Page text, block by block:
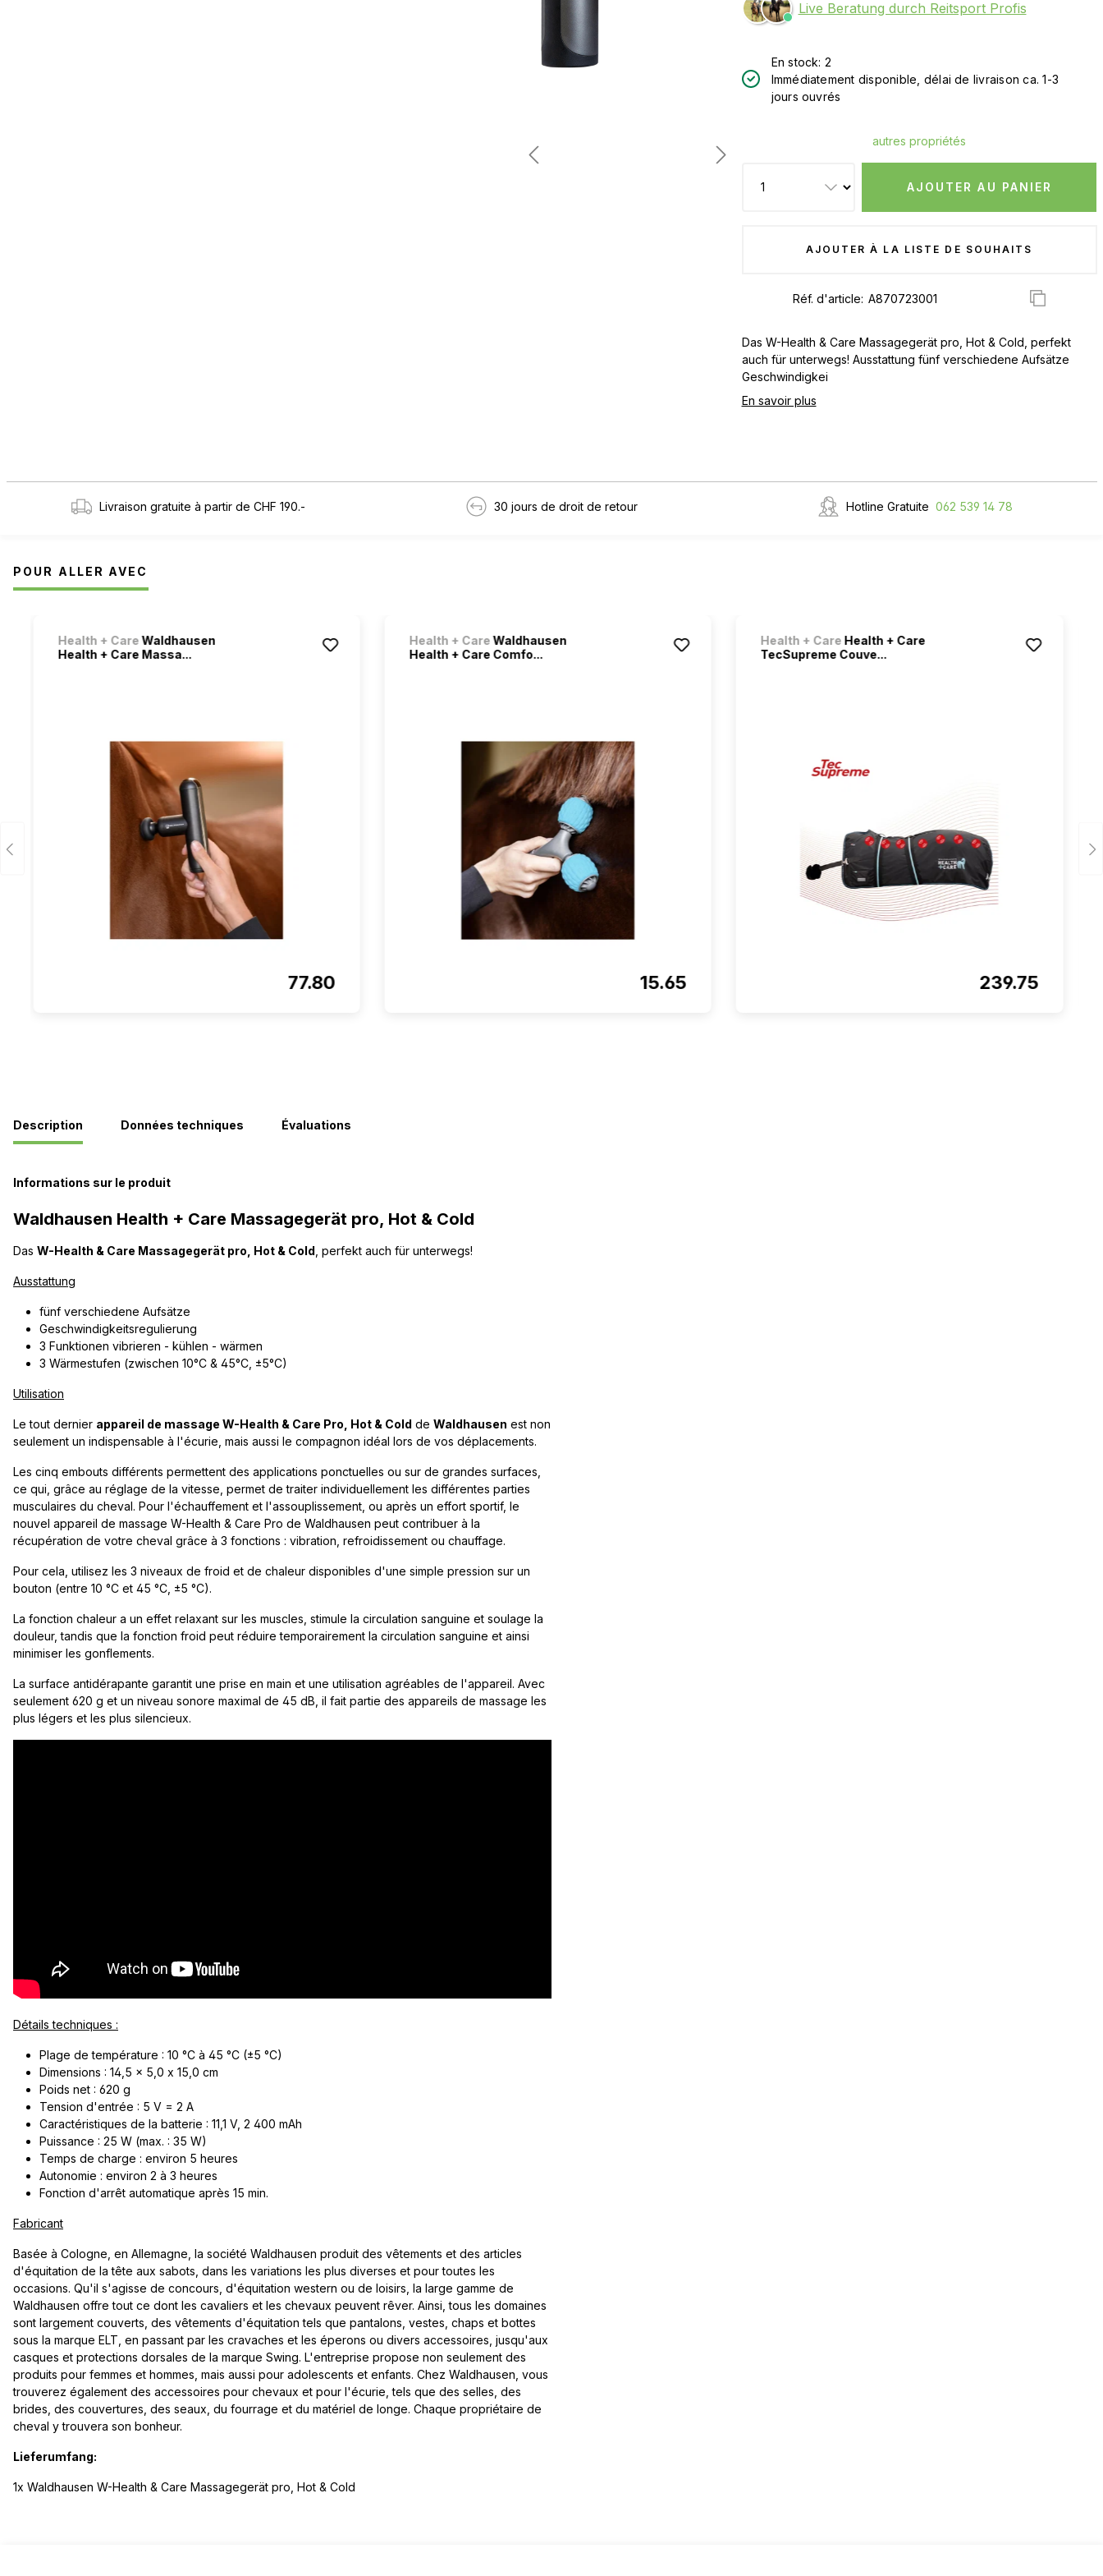
Live Beratung durch Reitsport Profis
En stock: 2
Immédiatement disponible, délai de livraison ca. 1-3
jours ouvrés
autres propriétés
AJOUTER AU PANIER
AJOUTER À LA LISTE DE SOUHAITS
Réf. d'article:
Das W-Health & Care Massagegerät pro, Hot & Cold, perfekt
auch für unterwegs! Ausstattung fünf verschiedene Aufsätze
Geschwindigkei
En savoir plus
Livraison gratuite à partir de CHF 190.- 30 jours de droit de retour Hotline Gratuite 062 539 14 78
POUR ALLER AVEC
Health + CareWaldhausen
Health + Care Massa...
77.80
Health + CareWaldhausen
Health + Care Comfo...
15.65
Health + Care Health + Care
TecSupreme Couve...
239.75
Description Données techniques Évaluations
Informations sur le produit
Waldhausen Health + Care Massagegerät pro, Hot & Cold
Das W-Health & Care Massagegerät pro, Hot & Cold , perfekt auch für unterwegs!
Ausstattung
fünf verschiedene Aufsätze
Geschwindigkeitsregulierung
3 Funktionen vibrieren - kühlen - wärmen
3 Wärmestufen (zwischen 10°C & 45°C, ±5°C)
Utilisation
Le tout dernier appareil de massage W-Health & Care Pro, Hot & Cold de Waldhausen est non
seulement un indispensable à l'écurie, mais aussi le compagnon idéal lors de vos déplacements.
Les cinq embouts différents permettent des applications ponctuelles ou sur de grandes surfaces,
ce qui, grâce au réglage de la vitesse, permet de traiter individuellement les différentes parties
musculaires du cheval. Pour l'échauffement et l'assouplissement, ou après un effort sportif, le
nouvel appareil de massage W-Health & Care Pro de Waldhausen peut contribuer à la
récupération de votre cheval grâce à 3 fonctions : vibration, refroidissement ou chauffage.
Pour cela, utilisez les 3 niveaux de froid et de chaleur disponibles d'une simple pression sur un
bouton (entre 10 °C et 45 °C, ±5 °C).
La fonction chaleur a un effet relaxant sur les muscles, stimule la circulation sanguine et soulage la
douleur, tandis que la fonction froid peut réduire temporairement la circulation sanguine et ainsi
minimiser les gonflements.
La surface antidérapante garantit une prise en main et une utilisation agréables de l'appareil. Avec
seulement 620 g et un niveau sonore maximal de 45 dB, il fait partie des appareils de massage les
plus légers et les plus silencieux.
Détails techniques :
Plage de température : 10 °C à 45 °C (±5 °C)
Dimensions : 14,5 x 5,0 x 15,0 cm
Poids net : 620 g
Tension d'entrée : 5 V = 2 A
Caractéristiques de la batterie : 11,1 V, 2 400 mAh
Puissance : 25 W (max. : 35 W)
Temps de charge : environ 5 heures
Autonomie : environ 2 à 3 heures
Fonction d'arrêt automatique après 15 min.
Fabricant
Basée à Cologne, en Allemagne, la société Waldhausen produit des vêtements et des articles
d'équitation de la tête aux sabots, dans les variations les plus diverses et pour toutes les
occasions. Qu'il s'agisse de concours, d'équitation western ou de loisirs, la large gamme de
Waldhausen offre tout ce dont les cavaliers et les chevaux peuvent rêver. Ainsi, tous les domaines
sont largement couverts, des vêtements d'équitation tels que pantalons, vestes, chaps et bottes
sous la marque ELT, en passant par les cravaches et les éperons ou divers accessoires, jusqu'aux
casques et protections dorsales de la marque Swing. L'entreprise propose non seulement des
produits pour femmes et hommes, mais aussi pour adolescents et enfants. Chez Waldhausen, vous
trouverez également des accessoires pour chevaux et pour l'écurie, tels que des selles, des
brides, des couvertures, des seaux, du fourrage et du matériel de longe. Chaque propriétaire de
cheval y trouvera son bonheur.
Lieferumfang:
1x Waldhausen W-Health & Care Massagegerät pro, Hot & Cold